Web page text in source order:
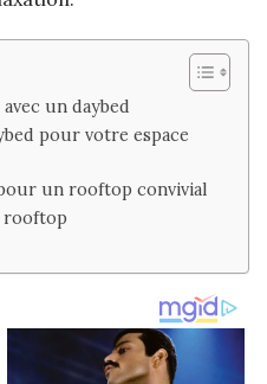
un daybed
pour votre espace
un rooftop convivial
rooftop